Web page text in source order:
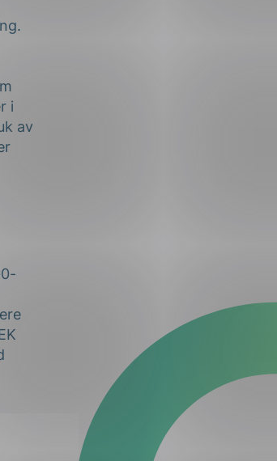
i
av